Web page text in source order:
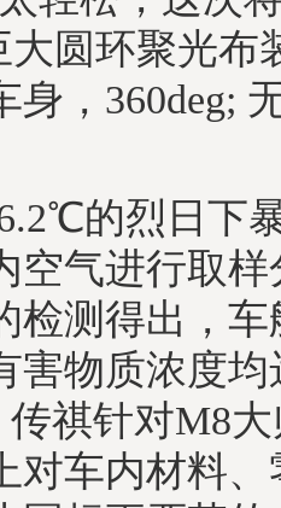
大圆环聚光布
身，360deg;
的烈日下
空气进行取
检测得出，
害物质浓度均
传祺针对M8
对车内材料